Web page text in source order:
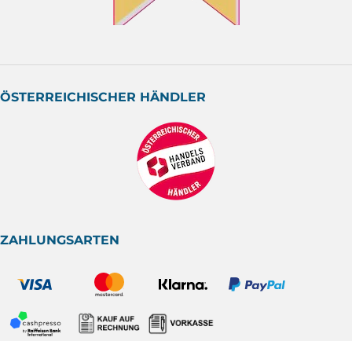
ÖSTERREICHISCHER HÄNDLER
ZAHLUNGSARTEN